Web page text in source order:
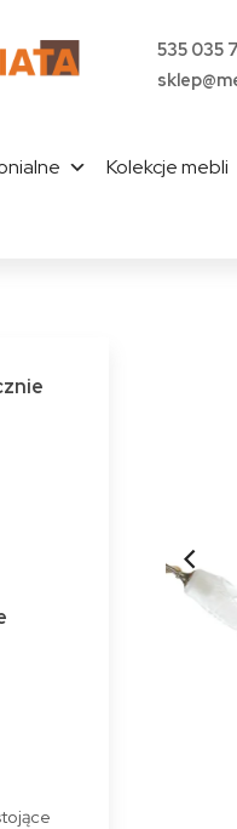
535 035
Kolekcje mebli